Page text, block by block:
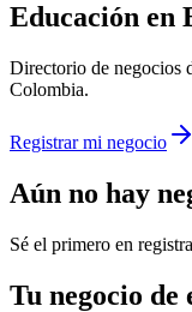
Educación en
Directorio de negocios
Colombia.
Registrar mi negocio
Aún no hay
Sé el primero en
Tu negocio